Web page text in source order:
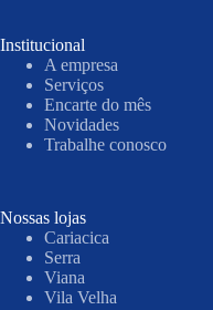
Institucional
A empresa
Serviços
Encarte do mês
Novidades
Trabalhe conosco
Nossas lojas
Cariacica
Serra
Viana
Vila Velha